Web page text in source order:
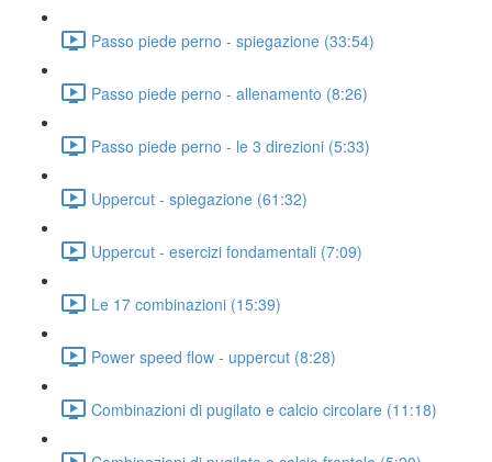
Passo piede perno - spiegazione (33:54)
Passo piede perno - allenamento (8:26)
Passo piede perno - le 3 direzioni (5:33)
Uppercut - spiegazione (61:32)
Uppercut - esercizi fondamentali (7:09)
Le 17 combinazioni (15:39)
Power speed flow - uppercut (8:28)
Combinazioni di pugilato e calcio circolare (11:18)